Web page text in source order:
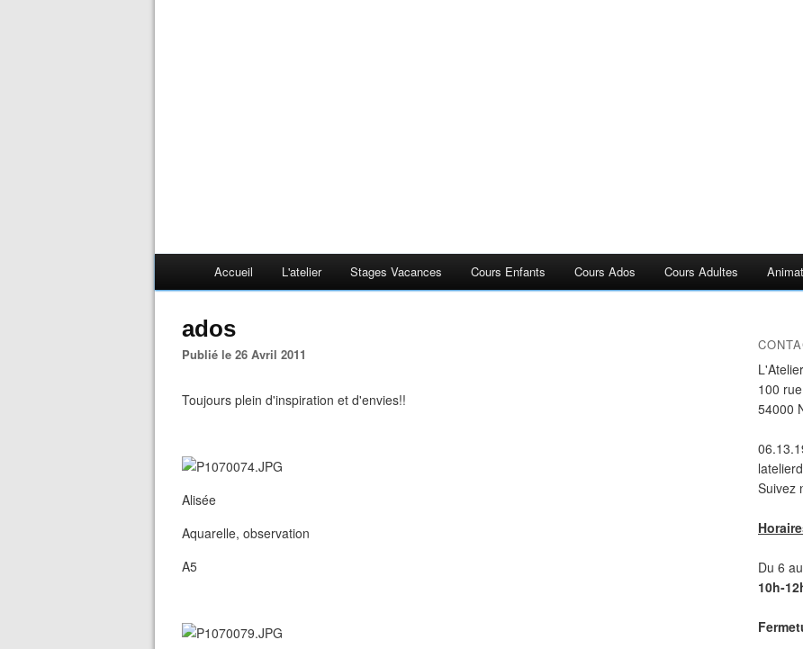
Accueil L'atelier Stages Vacances Cours Enfants Cours Ados Cours Adultes
ados
Publié le 26 Avril 2011
Toujours plein d'inspiration et d'envies!!
Alisée
Aquarelle, observation
A5
100
54000
Suivez
Du 6
10h-